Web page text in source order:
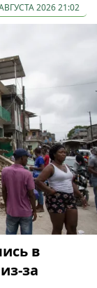
2026 21:02
в
за